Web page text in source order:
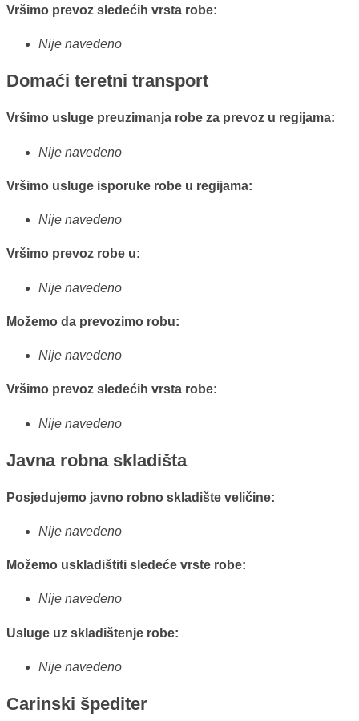
Vršimo prevoz sledećih vrsta robe:
Nije navedeno
Domaći teretni transport
Vršimo usluge preuzimanja robe za prevoz u regijama:
Nije navedeno
Vršimo usluge isporuke robe u regijama:
Nije navedeno
Vršimo prevoz robe u:
Nije navedeno
Možemo da prevozimo robu:
Nije navedeno
Vršimo prevoz sledećih vrsta robe:
Nije navedeno
Javna robna skladišta
Posjedujemo javno robno skladište veličine:
Nije navedeno
Možemo uskladištiti sledeće vrste robe:
Nije navedeno
Usluge uz skladištenje robe:
Nije navedeno
Carinski špediter